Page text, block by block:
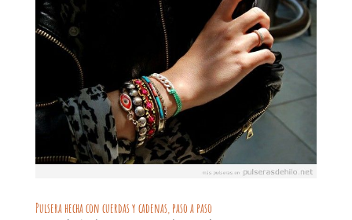
Pulsera hecha con cuerdas y cadenas, paso a paso